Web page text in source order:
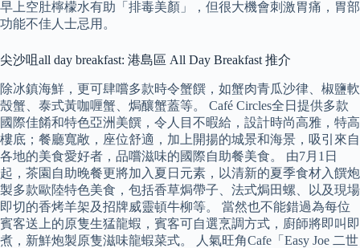
早上空肚檸檬水有助「排毒美顏」，但很大機會刺激胃痛，胃部
功能不佳人士忌用。
尖沙咀all day breakfast: 港島區 All Day Breakfast 推介
除冰鎮海鮮，更可肆嚐多款時令蟹饌，如蟹肉青瓜沙律、椒鹽軟
殼蟹、泰式黃咖喱蟹、焗釀蟹蓋等。 Café Circles全日提供多款
國際佳餚和特色亞洲美饌，令人目不暇給，設計時尚高雅，特高
樓底；餐廳寬敞，座位舒適，加上開揚的城景和海景，吸引來自
各地的美食愛好者，品嚐滋味的國際自助餐美食。 由7月1日
起，茶園自助晚餐更將加入夏日元素，以清新的夏季食材入饌炮
製多款歐陸特色美食，包括香草焗帶子、法式焗田螺、以及現場
即切的香烤羊架及招牌威靈頓牛柳等。 當然也不能錯過為每位
賓客送上的原隻生猛龍蝦，賓客可自選烹調方式，廚師將即叫即
煮，新鮮炮製原隻滋味龍蝦菜式。 人氣旺角Cafe「Easy Joe 二世